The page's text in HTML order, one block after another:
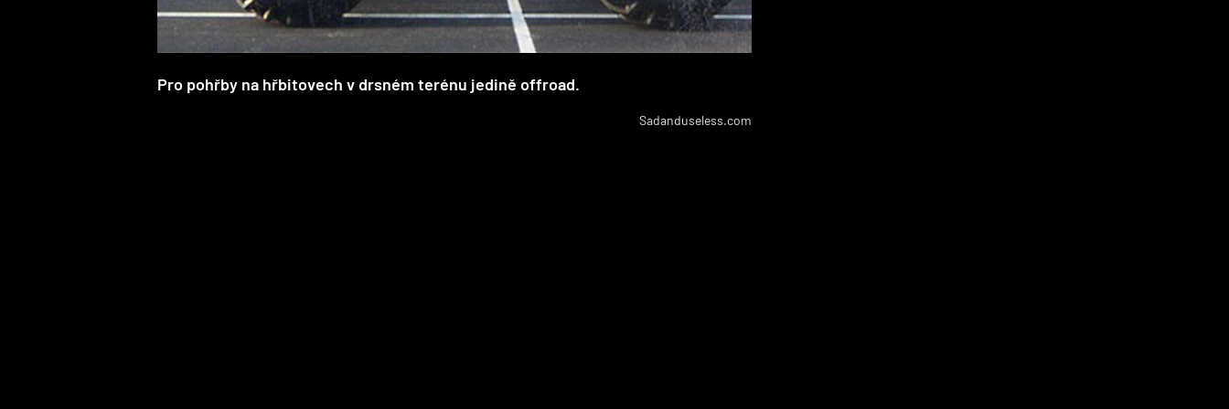
Pro pohřby na hřbitovech v drsném terénu jedině offroad.
Sadanduseless.com